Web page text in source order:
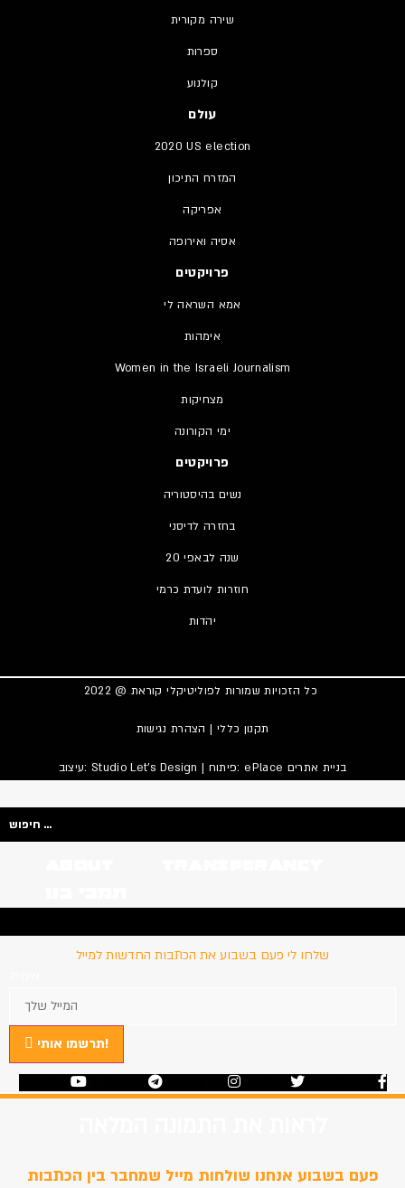
שירה מקורית
ספרות
קולנוע
עולם
2020 US election
המזרח התיכון
אפריקה
אסיה ואירופה
פרויקטים
אמא השראה לי
אימהות
Women in the Israeli Journalism
מצחיקות
ימי הקורונה
פרויקטים
נשים בהיסטוריה
בחזרה לדיסני
20 שנה לבאפי
חוזרות לועדת כרמי
יהדות
תקנון כללי | הצהרת נגישות
עיצוב: Studio Let’s Design | פיתוח: ePlace בניית אתרים
Search
שלחו לי פעם בשבוע את הכתבות החדשות למייל
תרשמו אותי!
פעם בשבוע אנחנו שולחות מייל שמחבר בין הכתבות